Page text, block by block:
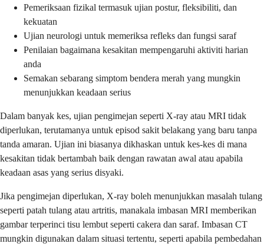
Pemeriksaan fizikal termasuk ujian postur, fleksibiliti, dan
kekuatan
Ujian neurologi untuk memeriksa refleks dan fungsi saraf
Penilaian bagaimana kesakitan mempengaruhi aktiviti harian
anda
Semakan sebarang simptom bendera merah yang mungkin
menunjukkan keadaan serius
Dalam banyak kes, ujian pengimejan seperti X-ray atau MRI tidak
diperlukan, terutamanya untuk episod sakit belakang yang baru tanpa
tanda amaran. Ujian ini biasanya dikhaskan untuk kes-kes di mana
kesakitan tidak bertambah baik dengan rawatan awal atau apabila
keadaan asas yang serius disyaki.
Jika pengimejan diperlukan, X-ray boleh menunjukkan masalah tulang
seperti patah tulang atau artritis, manakala imbasan MRI memberikan
gambar terperinci tisu lembut seperti cakera dan saraf. Imbasan CT
mungkin digunakan dalam situasi tertentu, seperti apabila pembedahan